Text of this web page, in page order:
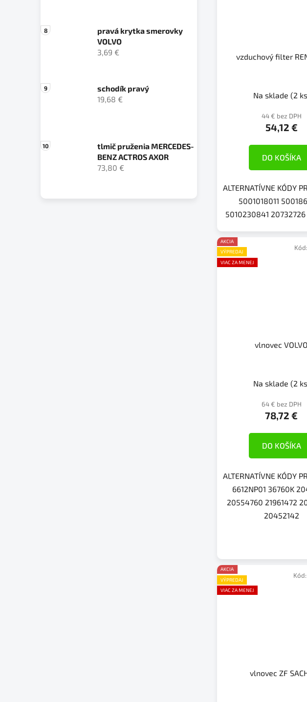
pravá krytka smerovky
VOLVO
3,69 €
schodík pravý
19,68 €
tlmič pruženia MERCEDES-
BENZ ACTROS AXOR
73,80 €
vzduchový filter
Na sklade (2
44 € bez DPH
54,12 €
DO KOŠÍKA
ALTERNATÍVNE KÓDY
5001018011
5010230841 20732726
AKCIA
VÝPREDAJ
VIAC ZA MENEJ
vlnovec VOLVO
Na sklade (2
64 € bez DPH
78,72 €
DO KOŠÍKA
ALTERNATÍVNE KÓDY
6612NP01 36760K
20554760 21961472
20452142
Kód:
AKCIA
VÝPREDAJ
VIAC ZA MENEJ
vlnovec ZF
Kód: